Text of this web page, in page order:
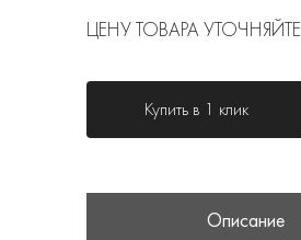
ЦЕНУ ТОВАРА УТОЧНЯЙТЕ
Купить в 1 клик
Описание